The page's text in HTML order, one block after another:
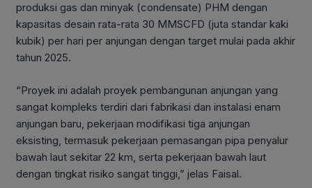
produksi gas dan minyak (condensate) PHM dengan
kapasitas desain rata-rata 30 MMSCFD (juta standar kaki
kubik) per hari per anjungan dengan target mulai pada akhir
tahun 2025.
“Proyek ini adalah proyek pembangunan anjungan yang
sangat kompleks terdiri dari fabrikasi dan instalasi enam
anjungan baru, pekerjaan modifikasi tiga anjungan
eksisting, termasuk pekerjaan pemasangan pipa penyalur
bawah laut sekitar 22 km, serta pekerjaan bawah laut
dengan tingkat risiko sangat tinggi,” jelas Faisal.